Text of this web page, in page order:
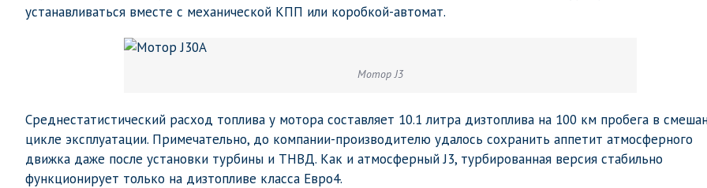
устанавливаться вместе с механической КПП или коробкой-автомат.
Мотор J3
Среднестатистический расход топлива у мотора составляет 10.1 литра дизтоплива на 100 км пробега в
цикле эксплуатации. Примечательно, до компании-производителю удалось сохранить аппетит атмосферного
движка даже после установки турбины и ТНВД. Как и атмосферный J3, турбированная версия стабильно
функционирует только на дизтопливе класса Евро4.